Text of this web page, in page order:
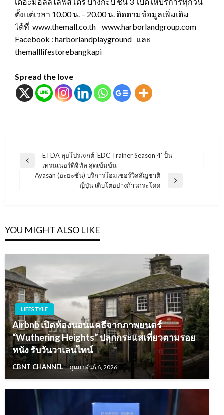
ตั้งแต่เวลา 10.00 น. – 20.00 น. ติดตามข้อมูลเพิ่มเติม
ได้ที่ www.themall.co.th www.harborlandgroup.com
Facebook : harborlandplayground และ
themalllifestorebangkapi
Spread the love
แนะแนว
เรื่อง
Previous
ETDA ลุยโปรเจกต์ ‘EDC Trainer Season 4’ ปั้น
เทรนเนอร์ดิจิทัล สุดเข้มข้น
Ayasan (อะยะซัน) บริการโฮมเซอร์วิสสัญชาติ
ญี่ปุ่น เติบโตอย่างก้าวกระโดด
YOU MIGHT ALSO LIKE
LIFESTYLE
Airbnb เปิดห้องนอนแคธีจากภาพยนตร์
“Wuthering Heights” ปลุกกระแสเที่ยวตามรอย
หนัง รับวันวาเลนไทน์
CBNT CHANNEL กุมภาพันธ์ 6, 2026